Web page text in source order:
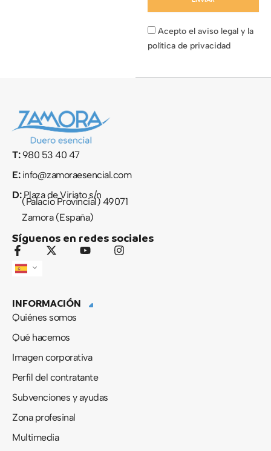
Acepto el aviso legal y la
política de privacidad
T:980 53 40 47
E:info@zamoraesencial.com
D:Plaza de Viriato s/n
(Palacio Provincial) 49071
Zamora (España)
Síguenos en redes sociales
F
c
o
o
-
X
t
t
r
Y
b
I
INFORMACIÓN
Quiénes somos
Qué hacemos
Imagen corporativa
Perfil del contratante
Subvenciones y ayudas
Zona profesinal
Multimedia